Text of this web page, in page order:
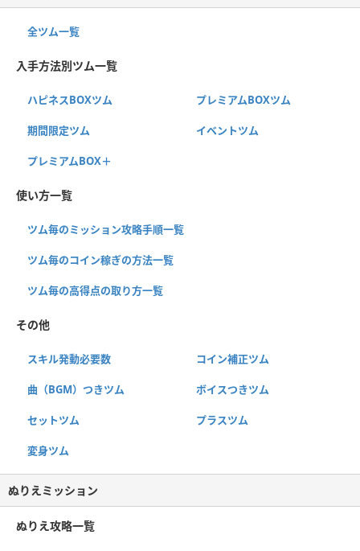
全ツム一覧
入手方法別ツム一覧
ハピネスBOXツム プレミアムBOXツム
期間限定ツム イベントツム
プレミアムBOX＋
使い方一覧
ツム毎のミッション攻略手順一覧
ツム毎のコイン稼ぎの方法一覧
ツム毎の高得点の取り方一覧
その他
スキル発動必要数 コイン補正ツム
曲（BGM）つきツム ボイスつきツム
セットツム プラスツム
変身ツム
ぬりえミッション
ぬりえ攻略一覧